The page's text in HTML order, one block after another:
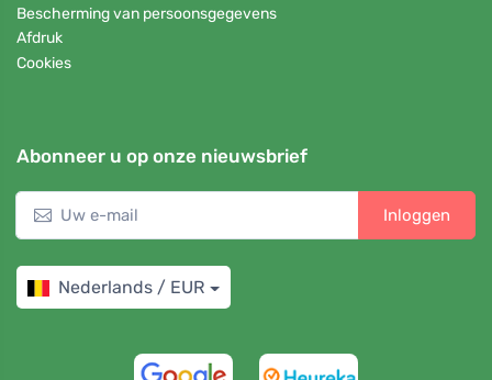
Bescherming van persoonsgegevens
Afdruk
Cookies
Abonneer u op onze nieuwsbrief
Inloggen
Nederlands / EUR